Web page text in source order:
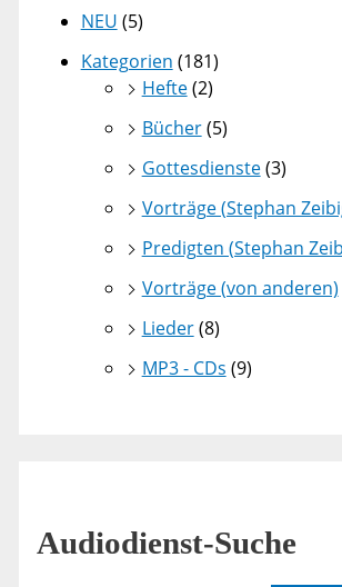
NEU (5)
Kategorien (181)
Hefte(2)
Bücher(5)
Gottesdienste(3)
Vorträge (Stephan
Predigten (Stephan
Vorträge (von anderen)
Lieder(8)
MP3 - CDs (9)
Audiodienst-Suche